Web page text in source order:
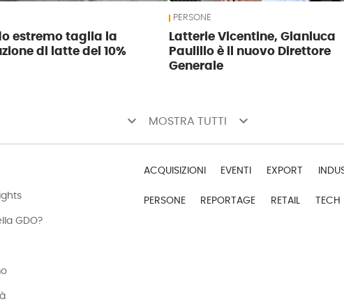
estremo taglia la
di latte del 10%
PERSONE
Latterie Vicentine, Gianluca
Paulillo è il nuovo Direttore
Generale
keyboard_arrow_down MOSTRA TUTTI keyboard_arrow_down
GDO?
ACQUISIZIONI EVENTI EXPORT
PERSONE REPORTAGE RETAIL TECH